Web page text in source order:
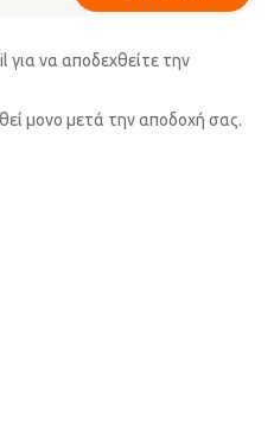
για να αποδεχθείτε την
μονο μετά την αποδοχή σας.